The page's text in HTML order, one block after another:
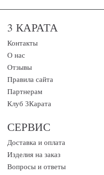
3 КАРАТА
Контакты
О нас
Отзывы
Правила сайта
Партнерам
Клуб 3Карата
СЕРВИС
Доставка и оплата
Изделия на заказ
Вопросы и ответы